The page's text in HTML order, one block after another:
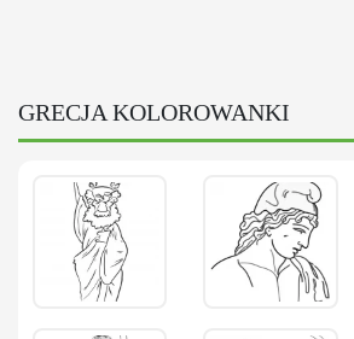
GRECJA KOLOROWANKI